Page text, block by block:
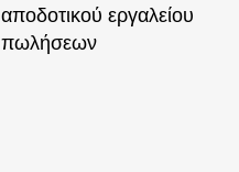
αποδοτικού εργαλείου
πωλήσεων